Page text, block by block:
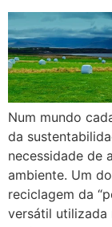
Num mundo
da
necessidade de
ambiente. Um
reciclagem da
versátil utilizada